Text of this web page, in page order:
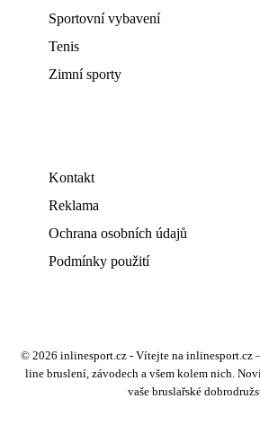
Sportovní vybavení
Tenis
Zimní sporty
Kontakt
Reklama
Ochrana osobních údajů
Podmínky použití
© 2026 inlinesport.cz - Vítejte na inlinesport.cz
line bruslení, závodech a všem kolem nich.
vaše bruslařské